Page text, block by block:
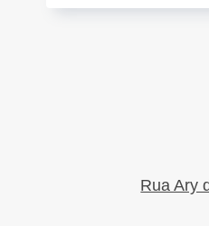
Rua Ary